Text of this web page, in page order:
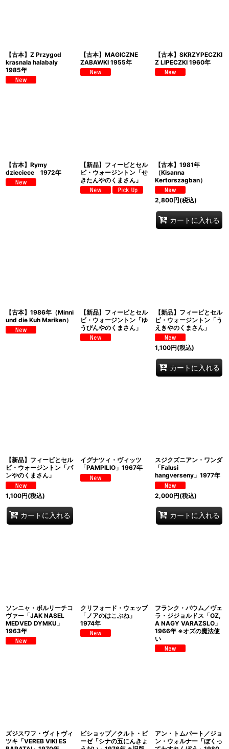
【古本】Z Przygod
krasnala halabaly
1985年
【古本】MAGICZNE
ZABAWKI 1955年
【古本】SKRZYPECZKI
Z LIPECZKI 1960年
【古本】Rymy
dzieciece 1972年
【新品】フィービとセル
ビ・ウォージントン「せ
きたんやのくまさん」
【古本】1981年
（Kisanna
Kertorszagban）
2,800円(税込)
カートに入れる
【古本】1986年（Minni
und die Kuh Mariken）
【新品】フィービとセル
ビ・ウォージントン「ゆ
うびんやのくまさん」
【新品】フィービとセル
ビ・ウォージントン「う
えきやのくまさん」
1,100円(税込)
カートに入れる
【新品】フィービとセル
ビ・ウォージントン「パ
ンやのくまさん」
1,100円(税込)
カートに入れる
イグナツィ・ヴィッツ
「PAMPILIO」1967年
スジクズニアン・ワンダ
「Falusi
hangverseny」1977年
2,000円(税込)
カートに入れる
ソンニャ・ボルリーチコ
ヴァー「JAK NASEL
MEDVED DYMKU」
1963年
クリフォード・ウェッブ
「ノアのはこぶね」
1974年
フランク・バウム／ヴェ
ラ・ジジョルドス「OZ,
A NAGY VARAZSLO」
1966年 ※オズの魔法使
い
ズジスワフ・ヴィトヴィ
ツキ「VEREB VIKI ES
ビショップ／クルト・ビ
ーゼ「シナの五にんきょ
アン・トムパート／ジョ
ン・ウォルナー「ぼくっ